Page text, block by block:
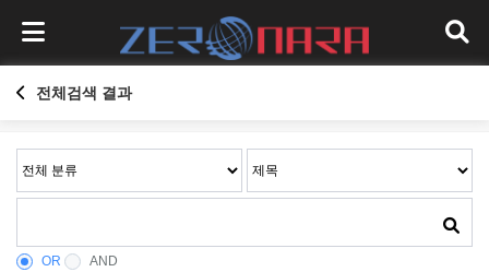
전체검색 결과
OR AND